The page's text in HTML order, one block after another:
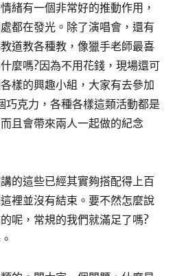
有一個非常好的推動作用，
都在發光。除了演唱會，還有
道教各種教，像獵手老師最喜
麼嗎?因為不用花錢，現場還可
樣的興趣小組，大家有去參加
巧克力，各種各樣這類活動都是
且會帶來兩人一起做的紀念
這些已經其實夠搭配得上百
裡並沒有結束。要不然怎麼說
呢，常規的我們就滿足了嗎?